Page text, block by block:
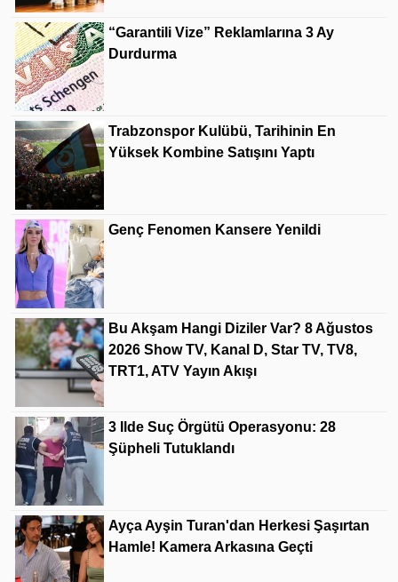
“Garantili Vize” Reklamlarına 3 Ay
Durdurma
Trabzonspor Kulübü, Tarihinin En
Yüksek Kombine Satışını Yaptı
Genç Fenomen Kansere Yenildi
Bu Akşam Hangi Diziler Var? 8 Ağustos
2026 Show TV, Kanal D, Star TV, TV8,
TRT1, ATV Yayın Akışı
3 Ilde Suç Örgütü Operasyonu: 28
Şüpheli Tutuklandı
Ayça Ayşin Turan'dan Herkesi Şaşırtan
Hamle! Kamera Arkasına Geçti